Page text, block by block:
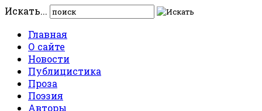
Искать...
Главная
О сайте
Новости
Публицистика
Проза
Поэзия
Авторы